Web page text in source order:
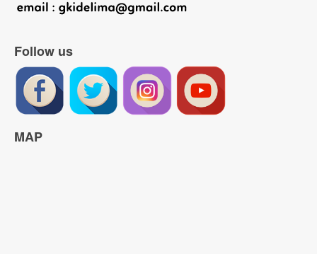
Follow us
MAP